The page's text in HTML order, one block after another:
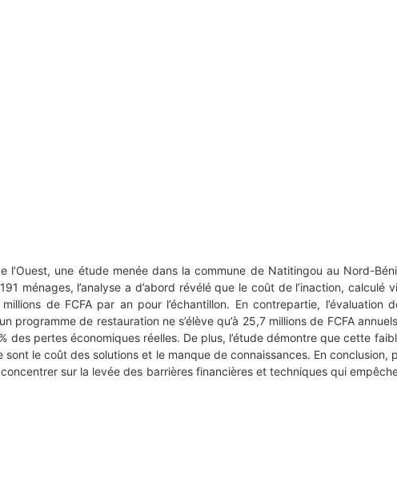
une étude menée dans la commune de Natitingou au Nord-
ménages, l’analyse a d’abord révélé que le coût de l’inaction,
de FCFA par an pour l’échantillon. En contrepartie, l’évaluation
de restauration ne s’élève qu’à 25,7 millions de FCFA
pertes économiques réelles. De plus, l’étude démontre que cette
le coût des solutions et le manque de connaissances. En conclusion,
sur la levée des barrières financières et techniques qui